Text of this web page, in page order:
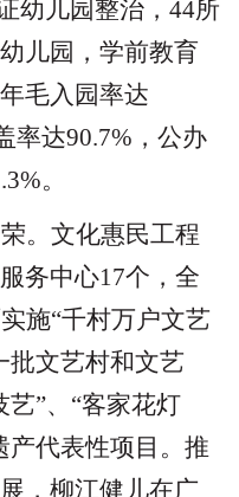
幼儿园整治， 44所
儿园，学前教育
毛入园率达
率达90.7% ，公办
。
。文化惠民工程
务中心17个，全
施“千村万户文艺
批文艺村和文艺
艺”、 “客家花灯
产代表性项目。推
，柳江健儿在广